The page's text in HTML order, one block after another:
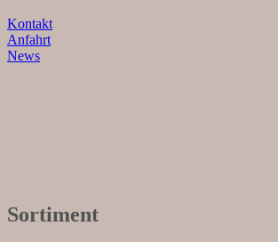
Kontakt
Anfahrt
News
Sortiment